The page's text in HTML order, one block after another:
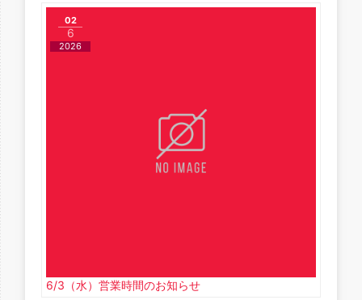
6/3（水）営業時間のお知らせ
02
6
2026